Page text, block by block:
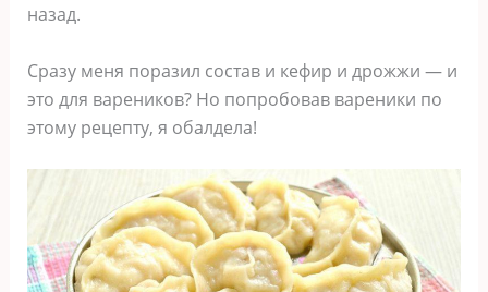
назад.
Сразу меня поразил состав и кефир и дрожжи — и
это для вареников? Но попробовав вареники по
этому рецепту, я обалдела!